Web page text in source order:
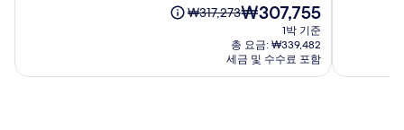
점,
요
₩317,273
이
₩317,273현
요
금
₩307,755
₩307,755
1박 기준
총 요금: ₩339,482
세금 및 수수료 포함
점,